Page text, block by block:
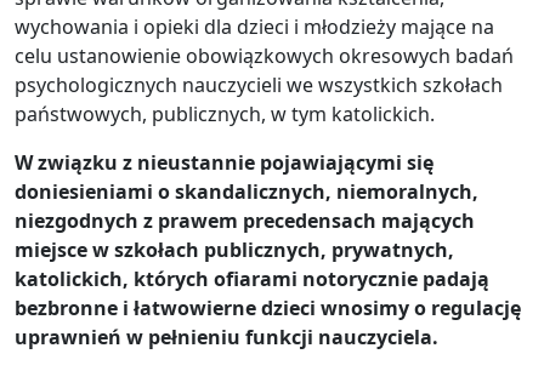
wychowania i opieki dla dzieci i młodzieży mające na
celu ustanowienie obowiązkowych okresowych badań
psychologicznych nauczycieli we wszystkich szkołach
państwowych, publicznych, w tym katolickich.
W związku z nieustannie pojawiającymi się
doniesieniami o skandalicznych, niemoralnych,
niezgodnych z prawem precedensach mających
miejsce w szkołach publicznych, prywatnych,
katolickich, których ofiarami notorycznie padają
bezbronne i łatwowierne dzieci wnosimy o regulację
uprawnień w pełnieniu funkcji nauczyciela.